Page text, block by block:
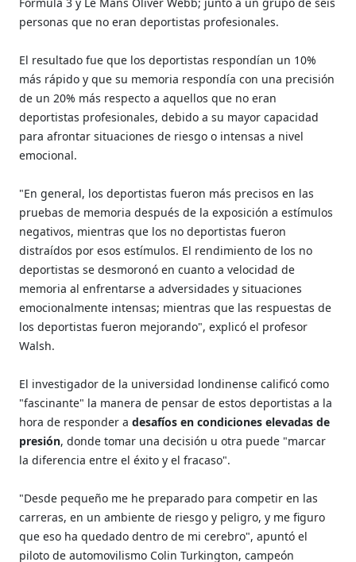
personas que no eran deportistas profesionales.
El resultado fue que los deportistas respondían un 10%
más rápido y que su memoria respondía con una precisión
de un 20% más respecto a aquellos que no eran
deportistas profesionales, debido a su mayor capacidad
para afrontar situaciones de riesgo o intensas a nivel
emocional.
"En general, los deportistas fueron más precisos en las
pruebas de memoria después de la exposición a estímulos
negativos, mientras que los no deportistas fueron
distraídos por esos estímulos. El rendimiento de los no
deportistas se desmoronó en cuanto a velocidad de
memoria al enfrentarse a adversidades y situaciones
emocionalmente intensas; mientras que las respuestas de
los deportistas fueron mejorando", explicó el profesor
Walsh.
El investigador de la universidad londinense calificó como
"fascinante" la manera de pensar de estos deportistas a la
hora de responder adesafíos en condiciones elevadas de
presión, donde tomar una decisión u otra puede "marcar
la diferencia entre el éxito y el fracaso".
"Desde pequeño me he preparado para competir en las
carreras, en un ambiente de riesgo y peligro, y me figuro
que eso ha quedado dentro de mi cerebro", apuntó el
piloto de automovilismo Colin Turkington, campeón